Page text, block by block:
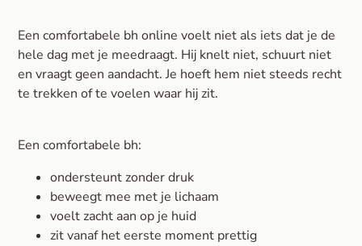
Een comfortabele bh online voelt niet als iets dat je de
hele dag met je meedraagt. Hij knelt niet, schuurt niet
en vraagt geen aandacht. Je hoeft hem niet steeds recht
te trekken of te voelen waar hij zit.
Een comfortabele bh:
ondersteunt zonder druk
beweegt mee met je lichaam
voelt zacht aan op je huid
zit vanaf het eerste moment prettig